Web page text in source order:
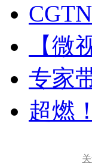
【
专家
超燃